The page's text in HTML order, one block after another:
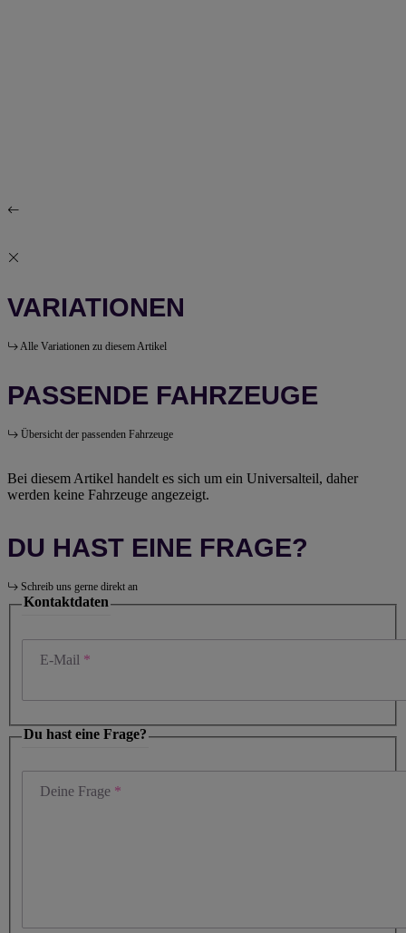
VARIATIONEN
Alle Variationen zu diesem Artikel
PASSENDE FAHRZEUGE
Übersicht der passenden Fahrzeuge
Bei diesem Artikel handelt es sich um ein Universalteil, daher
werden keine Fahrzeuge angezeigt.
DU HAST EINE FRAGE?
Schreib uns gerne direkt an
Kontaktdaten
E-Mail
Du hast eine Frage?
Deine Frage